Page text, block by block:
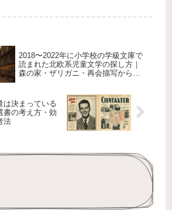
2018〜2022年に小学校の学級文庫で
読まれた北欧系児童文学の探し方｜
森の家・ザリガニ・再会描写から作
は決まっている
書の考え方・効
法